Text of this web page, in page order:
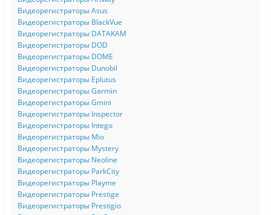
Видеорегистраторы Asus
Видеорегистраторы BlackVue
Видеорегистраторы DATAKAM
Видеорегистраторы DOD
Видеорегистраторы DOME
Видеорегистраторы Dunobil
Видеорегистраторы Eplutus
Видеорегистраторы Garmin
Видеорегистраторы Gmini
Видеорегистраторы Inspector
Видеорегистраторы Intego
Видеорегистраторы Mio
Видеорегистраторы Mystery
Видеорегистраторы Neoline
Видеорегистраторы ParkCity
Видеорегистраторы Playme
Видеорегистраторы Prestige
Видеорегистраторы Prestigio